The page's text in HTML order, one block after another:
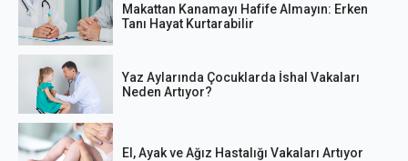
Makattan Kanamayı Hafife Almayın: Erken
Tanı Hayat Kurtarabilir
Yaz Aylarında Çocuklarda İshal Vakaları
Neden Artıyor?
El, Ayak ve Ağız Hastalığı Vakaları Artıyor